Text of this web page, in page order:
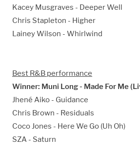
Kacey Musgraves - Deeper Well
Chris Stapleton - Higher
Lainey Wilson - Whirlwind
Best R&B performance
Winner: Muni Long - Made For Me
Jhené Aiko - Guidance
Chris Brown - Residuals
Coco Jones - Here We Go (Uh Oh)
SZA - Saturn